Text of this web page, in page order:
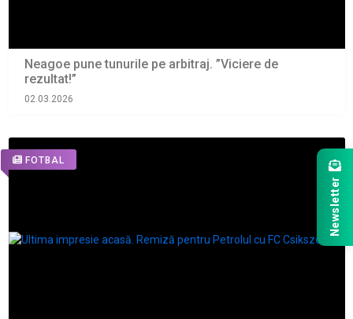
Neagoe pune tunurile pe arbitraj. ”Viciere de
rezultat!”
02.03.2026
FOTBAL
Newsletter